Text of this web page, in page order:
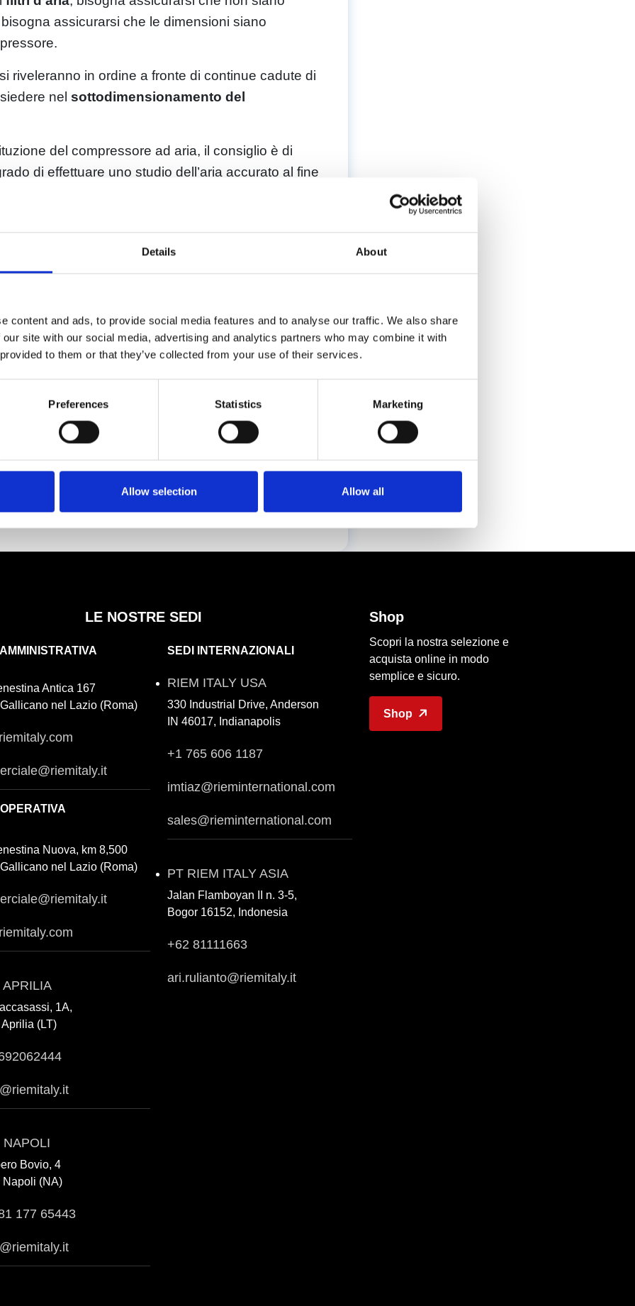
Details About
content and ads, to provide social media features and to analyse our traffic. We also share
site with our social media, advertising and analytics partners who may combine it with
to them or that they’ve collected from your use of their services.
Preferences Statistics Marketing
Allow selection Allow all
assicurarsi che le dimensioni siano
riveleranno in ordine a fronte di continue cadute di
nel sottodimensionamento del
del compressore ad aria, il consiglio è di
di effettuare uno studio dell’aria accurato al fine
e necessità.
ad aria ormai
alla fine del suo ciclo di vita e presenta insistenti
sostituzione. Come fare affinché questa “pratica”
l’operatività delle nostre aziende?
il tipo di compressore di cui si dispone e decidere
meno. Il secondo passo è quello di individuare
/ pressione dell’aria compressa
che vengono compiute. Il terzo ed ultimo è quello
specializzate.
LE NOSTRE SEDI
Antica 167
nel Lazio (Roma)
Nuova, km 8,500
nel Lazio (Roma)
APRILIA
1A,
(LT)
NAPOLI
Bovio, 4
Napoli (NA)
177 65443
SEDI INTERNAZIONALI
RIEM ITALY USA
330 Industrial Drive, Anderson
IN 46017, Indianapolis
+1 765 606 1187
imtiaz@rieminternational.com
sales@rieminternational.com
PT RIEM ITALY ASIA
Jalan Flamboyan II n. 3-5,
Bogor 16152, Indonesia
+62 81111663
ari.rulianto@riemitaly.it
Shop
Scopri la nostra selezione e
acquista online in modo
semplice e sicuro.
Shop